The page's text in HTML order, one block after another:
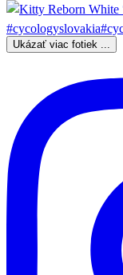
Ukázať viac fotiek ...